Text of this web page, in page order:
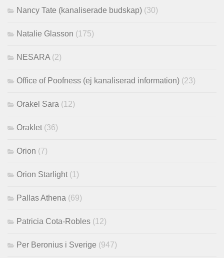
Nancy Tate (kanaliserade budskap) (30)
Natalie Glasson (175)
NESARA (2)
Office of Poofness (ej kanaliserad information) (23)
Orakel Sara (12)
Oraklet (36)
Orion (7)
Orion Starlight (1)
Pallas Athena (69)
Patricia Cota-Robles (12)
Per Beronius i Sverige (947)